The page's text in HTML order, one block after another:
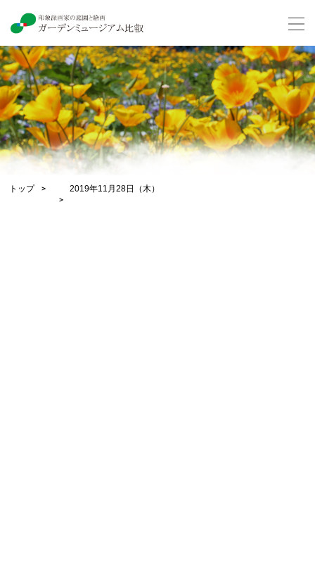
トップ 2019年11月28日（木）